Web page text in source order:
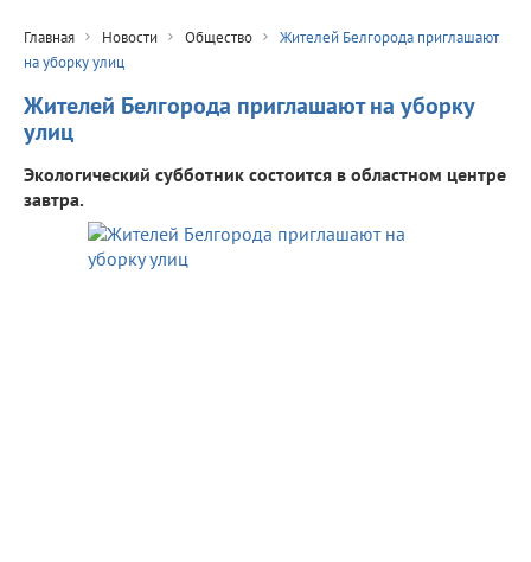
Главная Новости Общество
Жителей Белгорода приглашают
на уборку улиц
Жителей Белгорода приглашают на уборку
улиц
Экологический субботник состоится в областном центре
завтра.